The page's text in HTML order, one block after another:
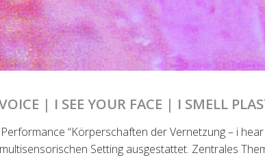
| I SEE YOUR FACE | I SMELL
“Körperschaften der Vernetzung – i
Setting ausgestattet. Zentrales